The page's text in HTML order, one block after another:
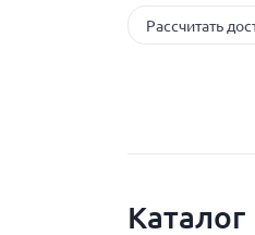
Рассчитать